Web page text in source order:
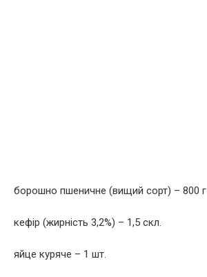
борошно пшеничне (вищий сорт) – 800 г
кефір (жирність 3,2%) – 1,5 скл.
яйце куряче – 1 шт.